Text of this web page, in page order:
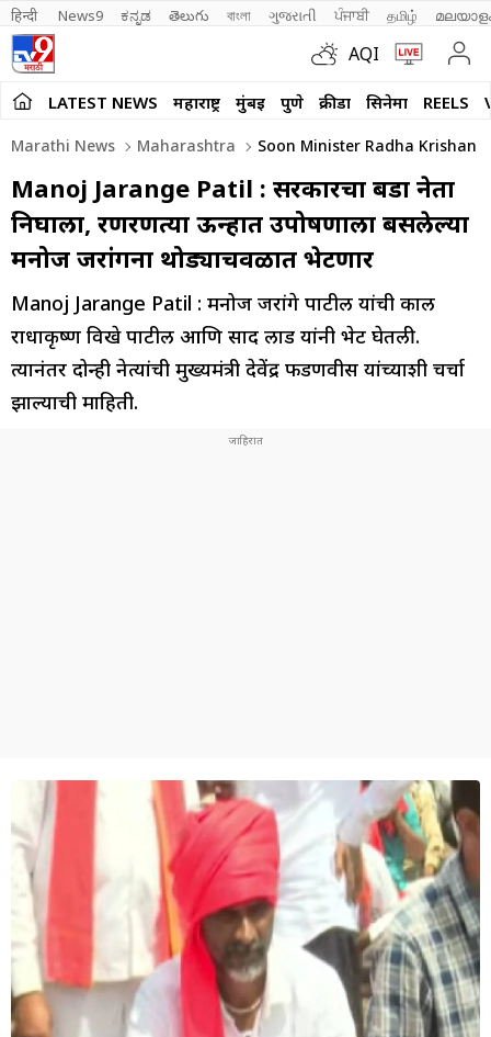
हिन्दी News9 ಕನ್ನಡ తెలుగు বাংলা ગુજરાતી ਪੰਜਾਬੀ தமிழ்
AQI
LATEST NEWS महाराष्ट्र मुंबई पुणे क्रीडा सिनेमा REELS
Marathi News Maharashtra Soon Minister Radha Krishan
Manoj Jarange Patil : सरकारचा बडा नेता
निघाला, रणरणत्या ऊन्हात उपोषणाला बसलेल्या
मनोज जरांगेंना थोड्याचवळात भेटणार
Manoj Jarange Patil : मनोज जरांगे पाटील यांची काल
राधाकृष्ण विखे पाटील आणि प्रसाद लाड यांनी भेट घेतली.
त्यानंतर दोन्ही नेत्यांची मुख्यमंत्री देवेंद्र फडणवीस यांच्याशी चर्चा
झाल्याची माहिती.